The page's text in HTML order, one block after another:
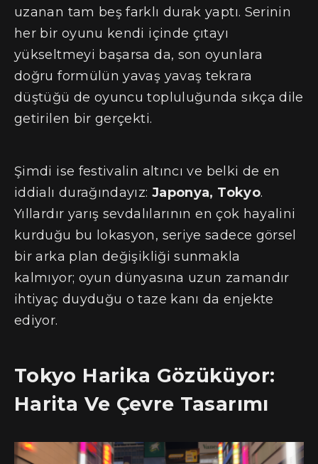
uzanan tam beş farklı durak yaptı. Serinin
her bir oyunu kendi içinde çıtayı
yükseltmeyi başarsa da, son oyunlara
doğru formülün yavaş yavaş tekrara
düştüğü de oyuncu topluluğunda sıkça dile
getirilen bir gerçekti.
Şimdi ise festivalin altıncı ve belki de en
iddialı durağındayız: Japonya, Tokyo.
Yıllardır yarış sevdalılarının en çok hayalini
kurduğu bu lokasyon, seriye sadece görsel
bir arka plan değişikliği sunmakla
kalmıyor; oyun dünyasına uzun zamandır
ihtiyaç duyduğu o taze kanı da enjekte
ediyor.
Tokyo Harika Gözüküyor:
Harita Ve Çevre Tasarımı